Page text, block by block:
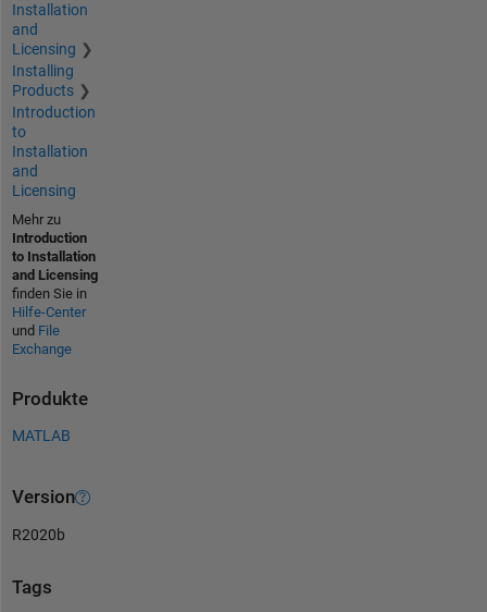
Installation
and
Licensing
Installing
Products
Introduction
to
Installation
and
Licensing
Mehr zu
Introduction
to Installation
and Licensing
finden Sie in
Hilfe-Center
und File
Exchange
Produkte
MATLAB
Version
R2020b
Tags